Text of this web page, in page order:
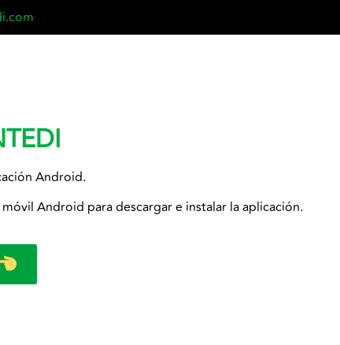
Android.
Android para descargar e instalar la aplicación.